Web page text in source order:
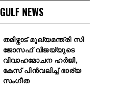
GULF NEWS
തമിഴ്നാട് മുഖ്യമന്ത്രി സി
ജോസഫ് വിജയ്‌യുടെ
വിവാഹമോചന ഹർജി,
കേസ് പിൻവലിച്ച് ഭാര്യ
സംഗീത